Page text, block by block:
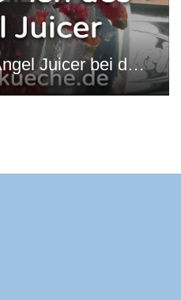
Presswalzen des Angel Juicer bei der Arbeit (Teil 3)